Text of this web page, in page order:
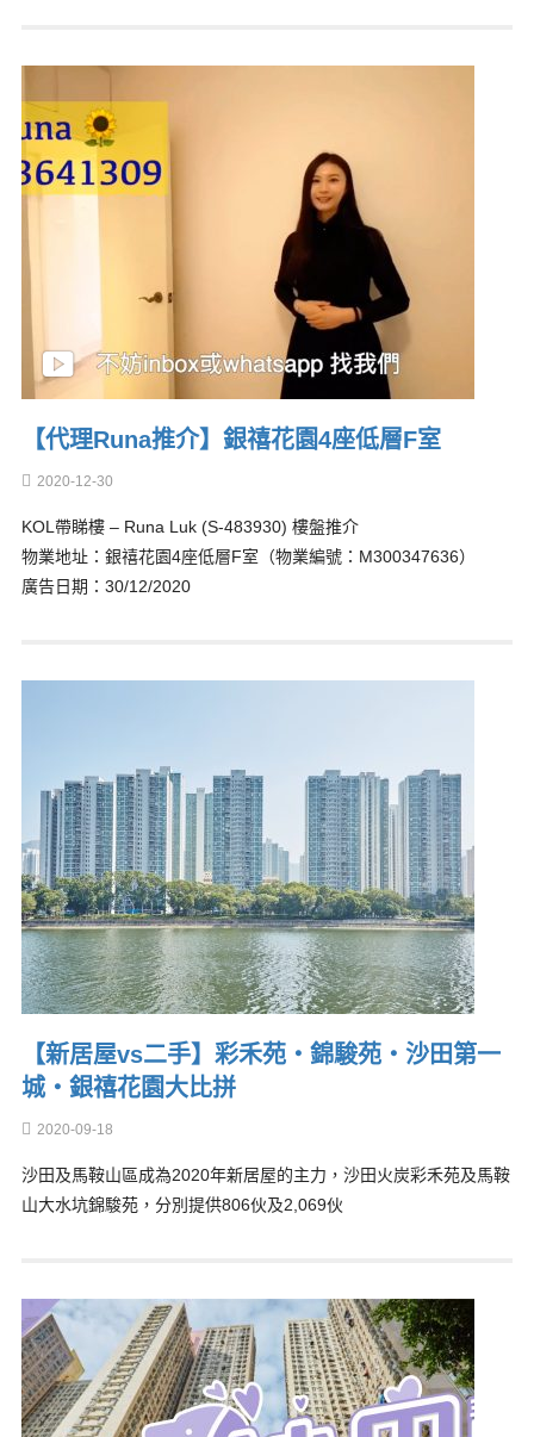
【代理Runa推介】銀禧花園4座低層F室
2020-12-30
KOL帶睇樓 – Runa Luk (S-483930) 樓盤推介
物業地址：銀禧花園4座低層F室（物業編號：M300347636）
廣告日期：30/12/2020
【新居屋vs二手】彩禾苑‧錦駿苑‧沙田第一
城‧銀禧花園大比拼
2020-09-18
沙田及馬鞍山區成為2020年新居屋的主力，沙田火炭彩禾苑及馬鞍
山大水坑錦駿苑，分別提供806伙及2,069伙